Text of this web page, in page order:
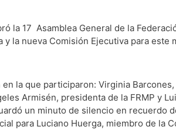
la 17 Asamblea General de la
la nueva Comisión Ejecutiva para este
la que participaron: Virginia
Armisén, presidenta de la FRMP y
un minuto de silencio en recuerdo
para Luciano Huerga, miembro de la